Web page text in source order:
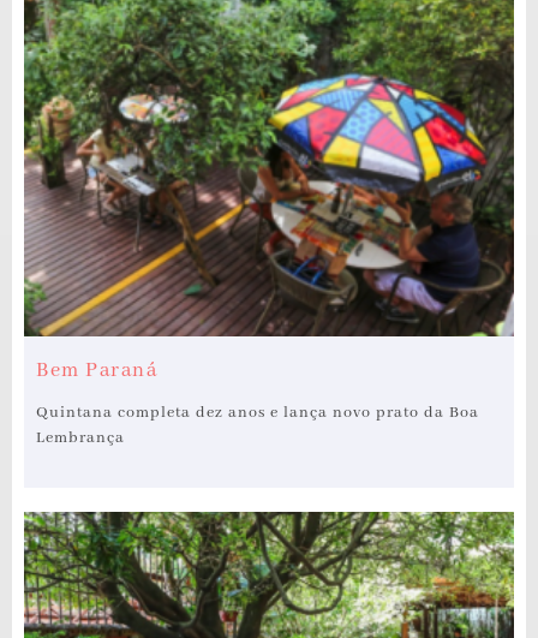
Bem Paraná
Quintana completa dez anos e lança novo prato da Boa
Lembrança